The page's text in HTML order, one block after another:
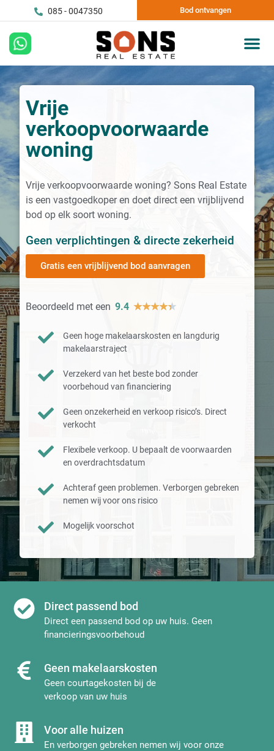
085 - 0047350 Bod ontvangen
Vrije
verkoopvoorwaarde
woning
Vrije verkoopvoorwaarde woning? Sons Real Estate
is een vastgoedkoper en doet direct een vrijblijvend
bod op elk soort woning.
Geen verplichtingen & directe zekerheid
Gratis een vrijblijvend bod aanvragen
Beoordeeld met een 9.4 ★★★★★
Geen hoge makelaarskosten en langdurig
makelaarstraject
Verzekerd van het beste bod zonder
voorbehoud van financiering
Geen onzekerheid en verkoop risico’s. Direct
verkocht
Flexibele verkoop. U bepaalt de voorwaarden
en overdrachtsdatum
Achteraf geen problemen. Verborgen gebreken
nemen wij voor ons risico
Mogelijk voorschot
Direct passend bod
Direct een passend bod op uw huis. Geen
financieringsvoorbehoud
Geen makelaarskosten
Geen courtagekosten bij de
verkoop van uw huis
Voor alle huizen
En verborgen gebreken nemen wij voor onze